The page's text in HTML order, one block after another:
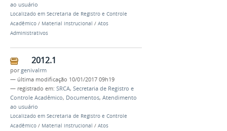
ao usuário
Localizado em Secretaria de Registro e Controle
Acadêmico / Material instrucional / Atos
Administrativos
2012.1
porgenivalrm
— última modificação 10/01/2017 09h19
— registrado em: SRCA, Secretaria de Registro e
Controle Acadêmico, Documentos, Atendimento
ao usuário
Localizado em Secretaria de Registro e Controle
Acadêmico / Material instrucional / Atos